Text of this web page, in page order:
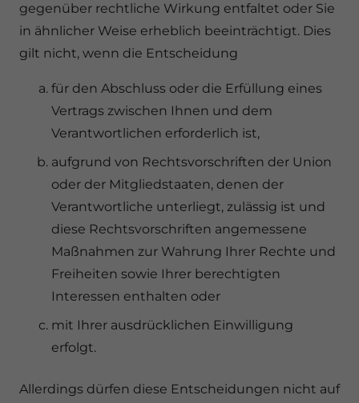
gegenüber rechtliche Wirkung entfaltet oder Sie
in ähnlicher Weise erheblich beeinträchtigt. Dies
gilt nicht, wenn die Entscheidung
für den Abschluss oder die Erfüllung eines
Vertrags zwischen Ihnen und dem
Verantwortlichen erforderlich ist,
aufgrund von Rechtsvorschriften der Union
oder der Mitgliedstaaten, denen der
Verantwortliche unterliegt, zulässig ist und
diese Rechtsvorschriften angemessene
Maßnahmen zur Wahrung Ihrer Rechte und
Freiheiten sowie Ihrer berechtigten
Interessen enthalten oder
mit Ihrer ausdrücklichen Einwilligung
erfolgt.
Allerdings dürfen diese Entscheidungen nicht auf